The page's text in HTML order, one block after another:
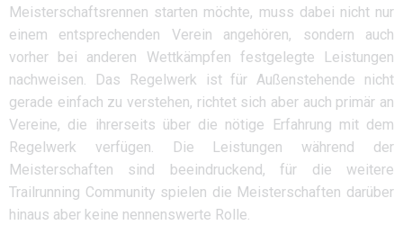
Meisterschaftsrennen starten möchte, muss dabei nicht nur
einem entsprechenden Verein angehören, sondern auch
vorher bei anderen Wettkämpfen festgelegte Leistungen
nachweisen. Das Regelwerk ist für Außenstehende nicht
gerade einfach zu verstehen, richtet sich aber auch primär an
Vereine, die ihrerseits über die nötige Erfahrung mit dem
Regelwerk verfügen. Die Leistungen während der
Meisterschaften sind beeindruckend, für die weitere
Trailrunning Community spielen die Meisterschaften darüber
hinaus aber keine nennenswerte Rolle.